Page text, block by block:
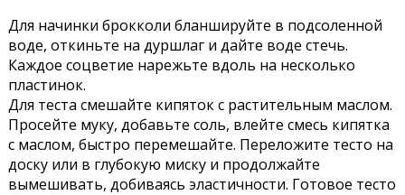
Для начинки брокколи бланшируйте в подсоленной
воде, откиньте на дуршлаг и дайте воде стечь.
Каждое соцветие нарежьте вдоль на несколько
пластинок.
Для теста смешайте кипяток с растительным маслом.
Просейте муку, добавьте соль, влейте смесь кипятка
с маслом, быстро перемешайте. Переложите тесто на
доску или в глубокую миску и продолжайте
вымешивать, добиваясь эластичности. Готовое тесто